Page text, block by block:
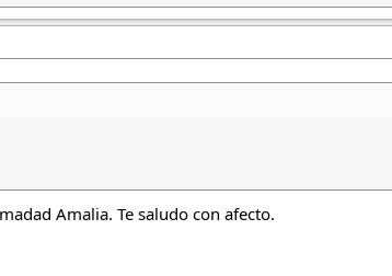
Amalia. Te saludo con afecto.